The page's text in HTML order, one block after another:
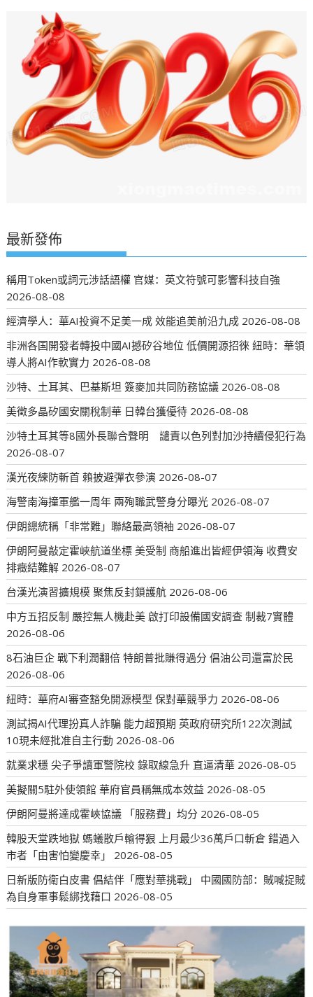
最新發佈
稱用Token或詞元涉話語權 官媒：英文符號可影響科技自強
2026-08-08
經濟學人：華AI投資不足美一成 效能追美前沿九成 2026-08-08
非洲各国開發者轉投中國AI撼矽谷地位 低價開源招徠 紐時：華領
導人將AI作軟實力 2026-08-08
沙特、土耳其、巴基斯坦 簽麥加共同防務協議 2026-08-08
美徵多晶矽國安關稅制華 日韓台獲優待 2026-08-08
沙特土耳其等8國外長聯合聲明 譴責以色列對加沙持續侵犯行為
2026-08-07
漢光夜練防斬首 賴披避彈衣參演 2026-08-07
海警南海撞軍艦一周年 兩殉職武警身分曝光 2026-08-07
伊朗總統稱「非常難」聯絡最高領袖 2026-08-07
伊朗阿曼敲定霍峽航道坐標 美受制 商船進出皆經伊領海 收費安
排癥結難解 2026-08-07
台漢光演習擴規模 聚焦反封鎖護航 2026-08-06
中方五招反制 嚴控無人機赴美 啟打印設備國安調查 制裁7實體
2026-08-06
8石油巨企 戰下利潤翻倍 特朗普批賺得過分 倡油公司還富於民
2026-08-06
紐時：華府AI審查豁免開源模型 保對華競爭力 2026-08-06
測試揭AI代理扮真人詐騙 能力超預期 英政府研究所122次測試
10現未經批准自主行動 2026-08-06
就業求穩 尖子爭讀軍警院校 錄取線急升 直逼清華 2026-08-05
美擬關5駐外使領館 華府官員稱無成本效益 2026-08-05
伊朗阿曼將達成霍峽協議 「服務費」均分 2026-08-05
韓股天堂跌地獄 螞蟻散戶輸得狠 上月最少36萬戶口斬倉 錯過入
市者「由害怕變慶幸」
2026-08-05
日新版防衛白皮書 倡結伴「應對華挑戰」 中國國防部：賊喊捉賊
為自身軍事鬆綁找藉口 2026-08-05